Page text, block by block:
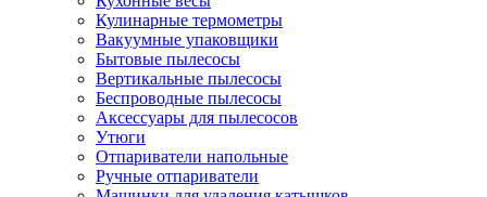
Кулинарные термометры
Вакуумные упаковщики
Бытовые пылесосы
Вертикальные пылесосы
Беспроводные пылесосы
Аксессуары для пылесосов
Утюги
Отпариватели напольные
Ручные отпариватели